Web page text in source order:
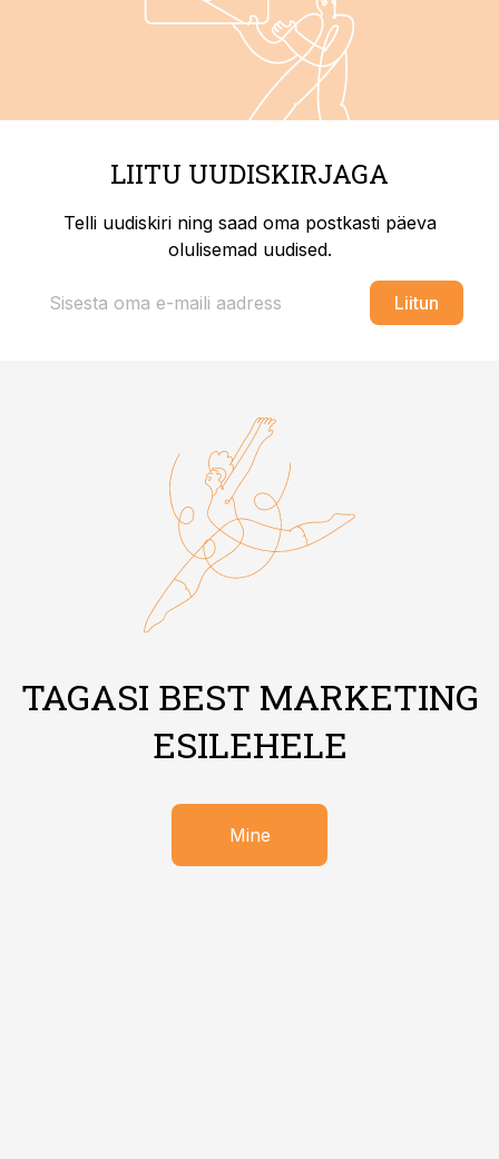
LIITU UUDISKIRJAGA
Telli uudiskiri ning saad oma postkasti päeva
olulisemad uudised.
Liitun
TAGASI BEST MARKETING
ESILEHELE
Mine